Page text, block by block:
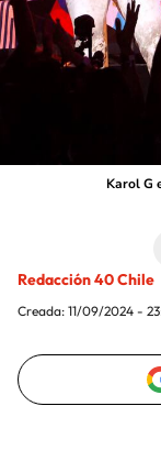
Karol G
Redacción 40 Chile
Creada: 11/09/2024 -